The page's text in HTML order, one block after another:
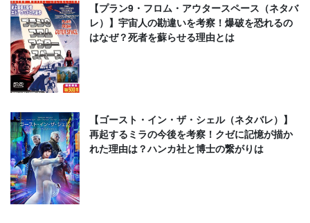
【プラン9・フロム・アウタースペース（ネタバ
レ）】宇宙人の勘違いを考察！爆破を恐れるの
はなぜ？死者を蘇らせる理由とは
【ゴースト・イン・ザ・シェル（ネタバレ）】
再起するミラの今後を考察！クゼに記憶が描か
れた理由は？ハンカ社と博士の繋がりは